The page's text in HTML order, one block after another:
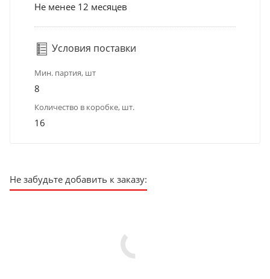
Не менее 12 месяцев
Условия поставки
Мин. партия, шт
8
Количество в коробке, шт.
16
Не забудьте добавить к заказу: